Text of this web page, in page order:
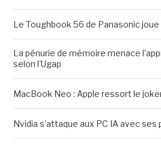
Le Toughbook 56 de Panasonic
La pénurie de mémoire menace
selon l'Ugap
MacBook Neo : Apple ressort le
Nvidia s'attaque aux PC IA avec ses